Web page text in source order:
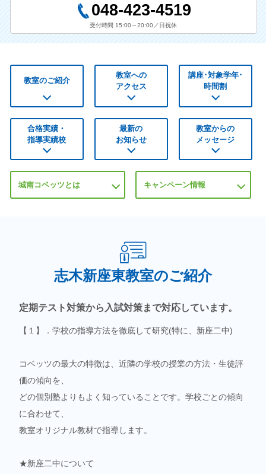
048-423-4519
受付時間 15:00～20:00／日祝休
教室のご紹介
教室への
アクセス
講座･対象学年･
時間割
合格実績・
指導実績校
最新の
お知らせ
教室からの
メッセージ
城南コベッツとは キャンペーン情報
志木新座東教室のご紹介
定期テスト対策から入試対策まで対応しています。
【１】．学校の指導方法を徹底して研究(特に、新座二中)
コベッツの最大の特徴は、近隣の学校の授業の方法・生徒評
価の傾向を、
どの個別塾よりもよく知っていることです。学校ごとの傾向
に合わせて、
教室オリジナル教材で指導します。
★新座二中について